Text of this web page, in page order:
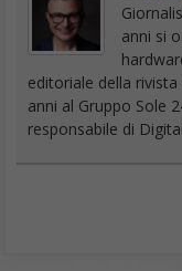
anni si
editoriale della
anni al Gruppo Sole
responsabile di